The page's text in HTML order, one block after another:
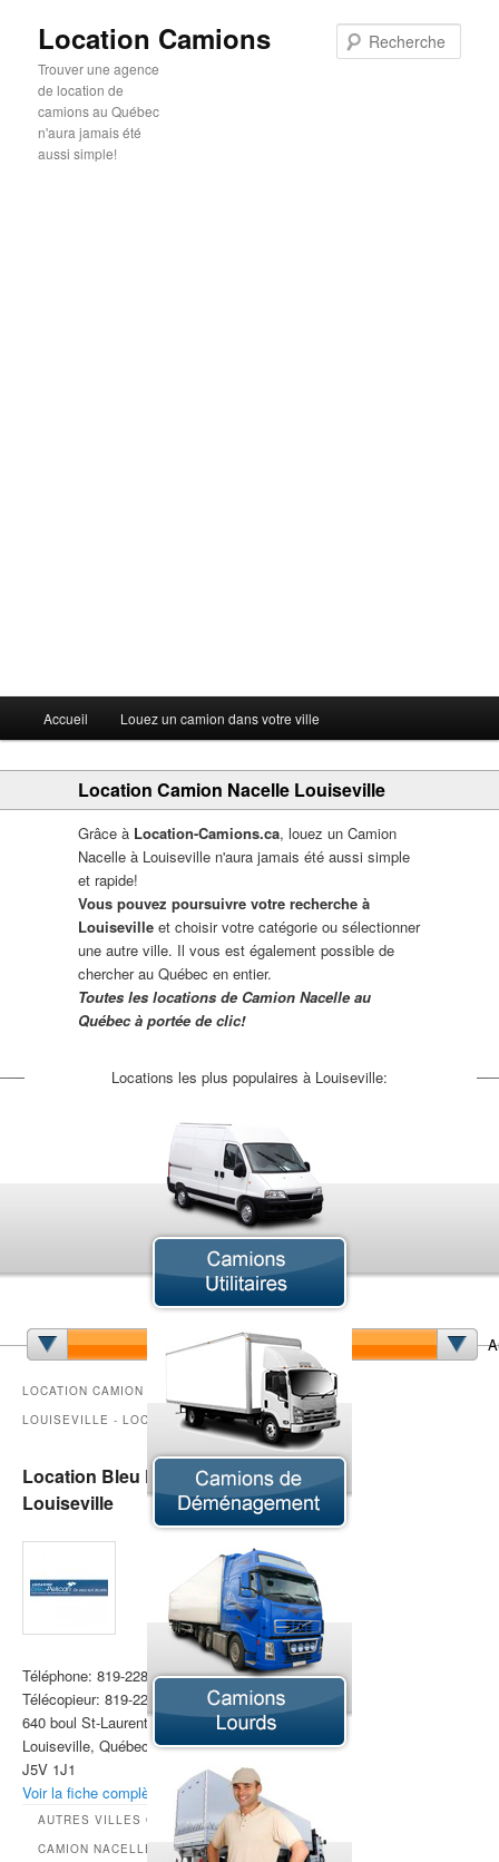
Location Camions
Trouver une agence
de location de
camions au Québec
n'aura jamais été
aussi simple!
Aller au contenu principal
Aller au contenu secondaire
Accueil Louez un camion dans votre ville
Location Camion Nacelle Louiseville
Grâce à Location-Camions.ca, louez un Camion
Nacelle à Louiseville n'aura jamais été aussi simple
et rapide!
Vous pouvez poursuivre votre recherche à
Louiseville et choisir votre catégorie ou sélectionner
une autre ville. Il vous est également possible de
chercher au Québec en entier.
Toutes les locations de Camion Nacelle au
Québec à portée de clic!
Locations les plus populaires à Louiseville:
Camion à Benne Basculante Camion Cube
Camion Pick-up
Camion Saleuse
Camion Sport VUS
Minibus
LOCATION CAMION NACELLE
LOUISEVILLE - LOCATION CAMIONS
Location Bleu Pelican
Louiseville
Téléphone: 819-228-9448
Télécopieur: 819-228-8686
640 boul St-Laurent Est
Louiseville, Québec
J5V 1J1
Voir la fiche complète »
AUTRES VILLES OFFRANT LA LOCATION DE
CAMION NACELLE